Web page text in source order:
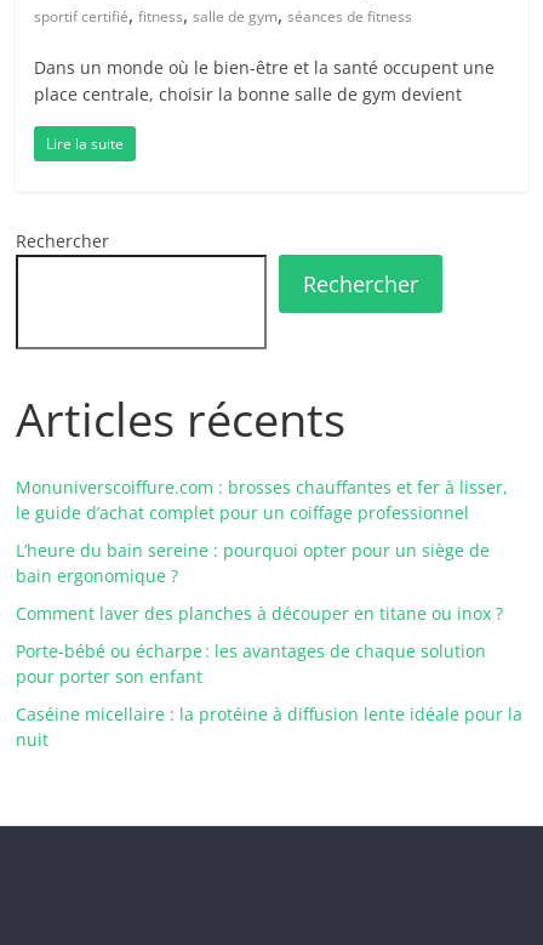
sportif certifié,fitness,salle de gym,séances de fitness
Dans un monde où le bien-être et la santé occupent une
place centrale, choisir la bonne salle de gym devient
Lire la suite
Rechercher
Rechercher
Articles récents
Monuniverscoiffure.com : brosses chauffantes et fer à lisser,
le guide d’achat complet pour un coiffage professionnel
L’heure du bain sereine : pourquoi opter pour un siège de
bain ergonomique ?
Comment laver des planches à découper en titane ou inox ?
Porte-bébé ou écharpe : les avantages de chaque solution
pour porter son enfant
Caséine micellaire : la protéine à diffusion lente idéale pour la
nuit